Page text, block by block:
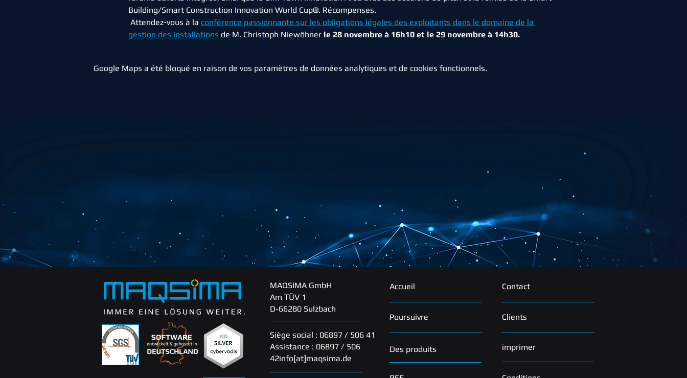
Building/Smart Construction Innovation World Cup®. Récompenses.
Attendez-vous à la conférence passionnante sur les obligations légales des exploitants dans le domaine de la
gestion des installations de M. Christoph Niewöhner le 28 novembre à 16h10 et le 29 novembre à 14h30.
Google Maps a été bloqué en raison de vos paramètres de données analytiques et de cookies fonctionnels.
MAQSIMA GmbH
Am TÜV 1
D-66280 Sulzbach
Siège social : 06897 / 506 41
Assistance : 06897 / 506
42info[at]maqsima.de
Accueil
Poursuivre
Des produits
Contact
Clients
imprimer